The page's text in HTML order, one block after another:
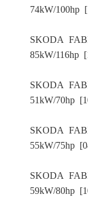
74kW/100hp
SKODA
85kW/116hp
SKODA
51kW/70hp
SKODA
55kW/75hp
SKODA
59kW/80hp